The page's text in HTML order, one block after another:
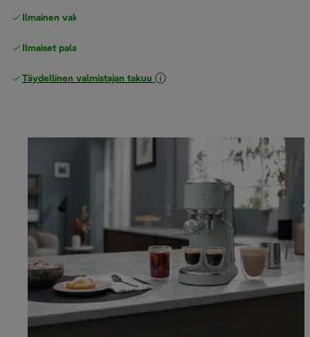
Ilmainen vakiotoimitus
Ilmaiset palautukset
Täydellinen valmistajan takuu